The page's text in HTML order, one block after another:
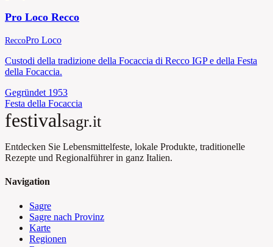
Pro Loco Recco
ReccoPro Loco
Custodi della tradizione della Focaccia di Recco IGP e della Festa
della Focaccia.
Gegründet 1953
Festa della Focaccia
festivalsagr.it
Entdecken Sie Lebensmittelfeste, lokale Produkte, traditionelle
Rezepte und Regionalführer in ganz Italien.
Navigation
Sagre
Sagre nach Provinz
Karte
Regionen